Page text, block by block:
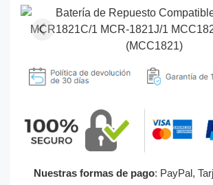
Nuestras formas de pago: PayPal,